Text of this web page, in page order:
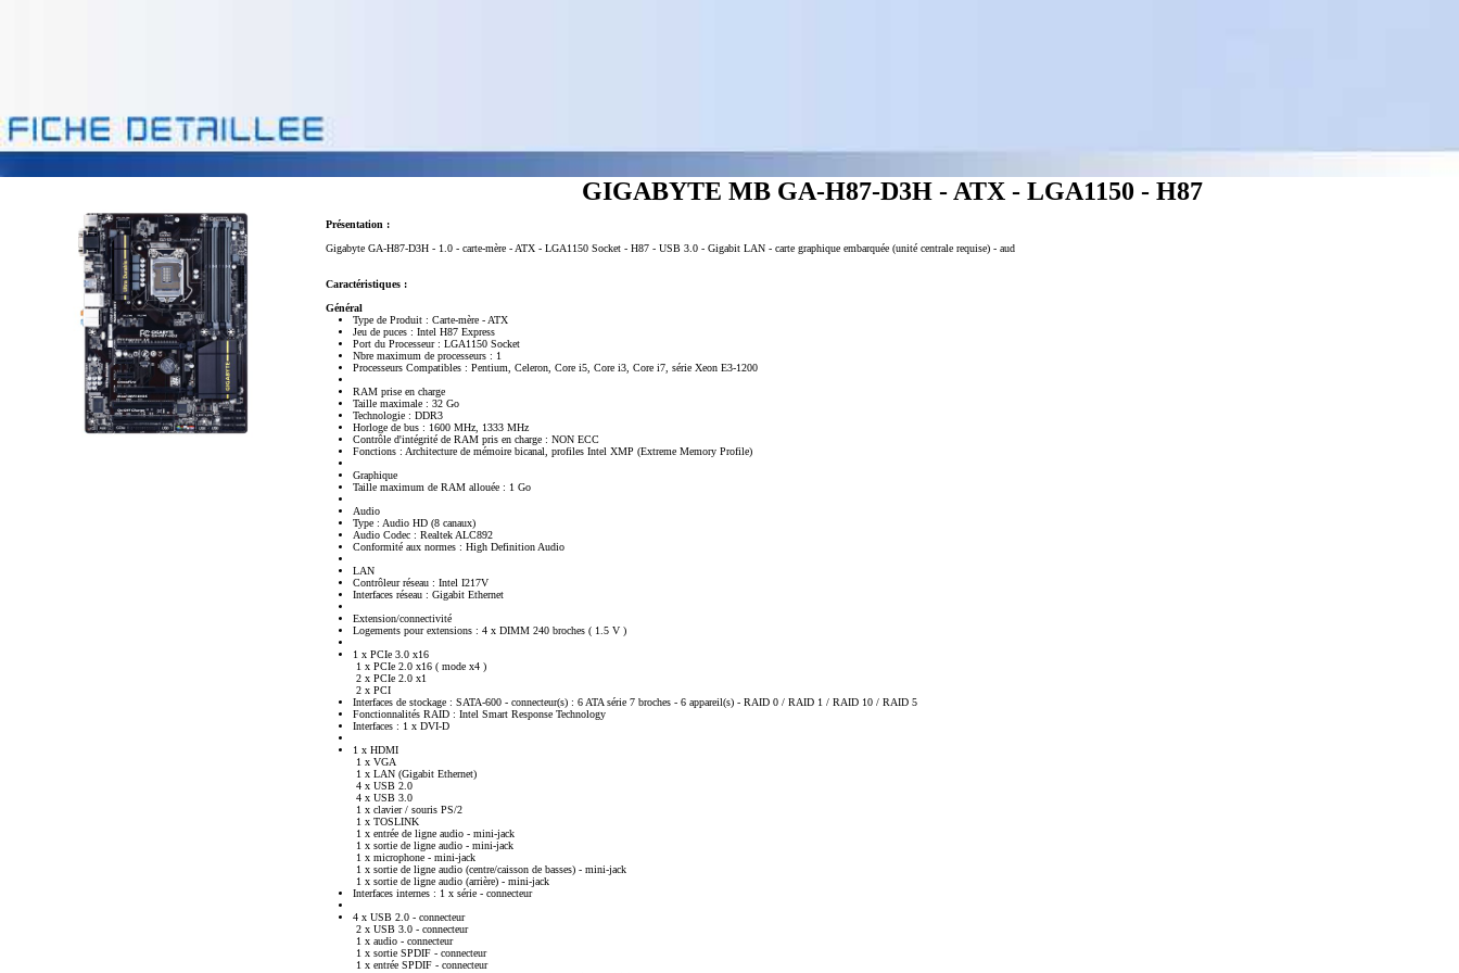
GIGABYTE MB GA-H87-D3H - ATX - LGA1150 - H87
Présentation :
Gigabyte GA-H87-D3H - 1.0 - carte-mère - ATX - LGA1150 Socket - H87 - USB 3.0 - Gigabit LAN - carte graphique embarquée (unité centrale requise) - aud
Caractéristiques :
Général
Type de Produit : Carte-mère - ATX
Jeu de puces : Intel H87 Express
Port du Processeur : LGA1150 Socket
Nbre maximum de processeurs : 1
Processeurs Compatibles : Pentium, Celeron, Core i5, Core i3, Core i7, série Xeon E3-1200
RAM prise en charge
Taille maximale : 32 Go
Technologie : DDR3
Horloge de bus : 1600 MHz, 1333 MHz
Contrôle d'intégrité de RAM pris en charge : NON ECC
Fonctions : Architecture de mémoire bicanal, profiles Intel XMP (Extreme Memory Profile)
Graphique
Taille maximum de RAM allouée : 1 Go
Audio
Type : Audio HD (8 canaux)
Audio Codec : Realtek ALC892
Conformité aux normes : High Definition Audio
LAN
Contrôleur réseau : Intel I217V
Interfaces réseau : Gigabit Ethernet
Extension/connectivité
Logements pour extensions : 4 x DIMM 240 broches ( 1.5 V )
1 x PCIe 3.0 x16
1 x PCIe 2.0 x16 ( mode x4 )
2 x PCIe 2.0 x1
2 x PCI
Interfaces de stockage : SATA-600 - connecteur(s) : 6 ATA série 7 broches - 6 appareil(s) - RAID 0 / RAID 1 / RAID 10 / RAID 5
Fonctionnalités RAID : Intel Smart Response Technology
Interfaces : 1 x DVI-D
1 x HDMI
1 x VGA
1 x LAN (Gigabit Ethernet)
4 x USB 2.0
4 x USB 3.0
1 x clavier / souris PS/2
1 x TOSLINK
1 x entrée de ligne audio - mini-jack
1 x sortie de ligne audio - mini-jack
1 x microphone - mini-jack
1 x sortie de ligne audio (centre/caisson de basses) - mini-jack
1 x sortie de ligne audio (arrière) - mini-jack
Interfaces internes : 1 x série - connecteur
4 x USB 2.0 - connecteur
2 x USB 3.0 - connecteur
1 x audio - connecteur
1 x sortie SPDIF - connecteur
1 x entrée SPDIF - connecteur